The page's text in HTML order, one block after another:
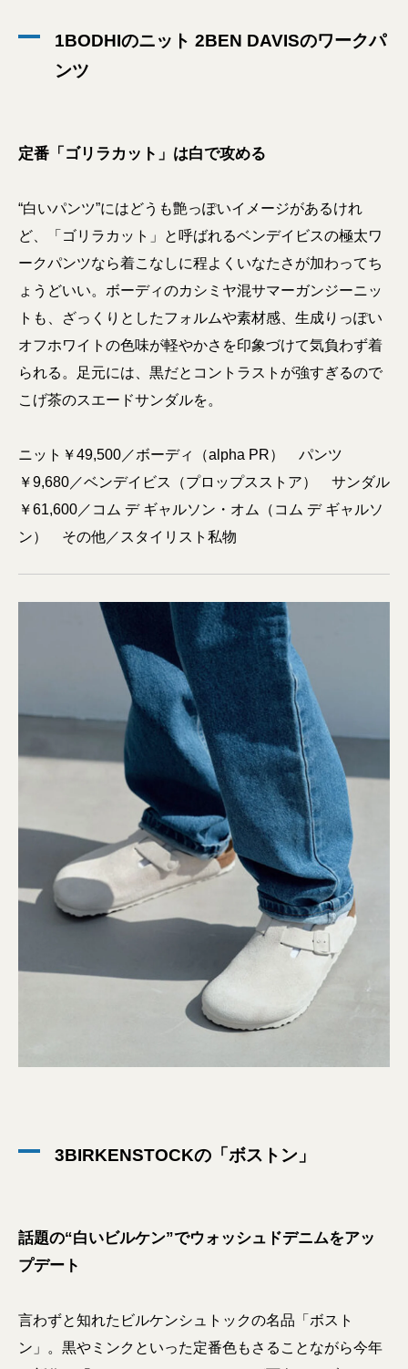
1BODHIのニット 2BEN DAVISのワークパ
ンツ
定番「ゴリラカット」は白で攻める
“白いパンツ”にはどうも艶っぽいイメージがあるけれ
ど、「ゴリラカット」と呼ばれるベンデイビスの極太ワ
ークパンツなら着こなしに程よくいなたさが加わってち
ょうどいい。ボーディのカシミヤ混サマーガンジーニッ
トも、ざっくりとしたフォルムや素材感、生成りっぽい
オフホワイトの色味が軽やかさを印象づけて気負わず着
られる。足元には、黒だとコントラストが強すぎるので
こげ茶のスエードサンダルを。
ニット￥49,500／ボーディ（alpha PR） パンツ
￥9,680／ベンデイビス（プロップスストア） サンダル
￥61,600／コム デ ギャルソン・オム（コム デ ギャルソ
ン） その他／スタイリスト私物
3BIRKENSTOCKの「ボストン」
話題の“白いビルケン”でウォッシュドデニムをアッ
プデート
言わずと知れたビルケンシュトックの名品「ボスト
ン」。黒やミンクといった定番色もさることながら今年